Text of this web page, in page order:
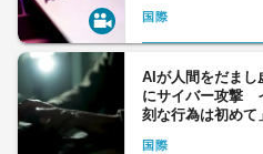
国際
AIが人間をだま
にサイバー攻撃
刻な行為は初めて」
国際